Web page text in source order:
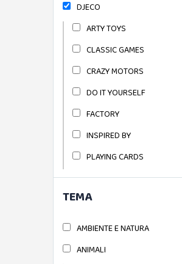
DJECO
ARTY TOYS
CLASSIC GAMES
CRAZY MOTORS
DO IT YOURSELF
FACTORY
INSPIRED BY
PLAYING CARDS
PUZZLE IN LEGNO
PUZZLE MAGNETICI INZEBOX
TEMA
AMBIENTE E NATURA
ANIMALI